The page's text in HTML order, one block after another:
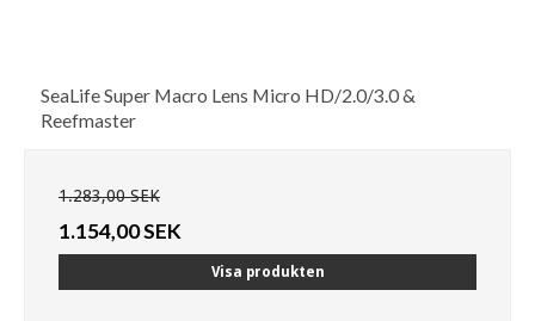
SeaLife Super Macro Lens Micro HD/2.0/3.0 &
Reefmaster
1.283,00 SEK
1.154,00 SEK
Visa produkten